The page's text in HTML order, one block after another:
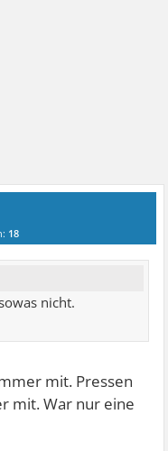
18
nicht.
mit. Pressen
mit. War nur eine